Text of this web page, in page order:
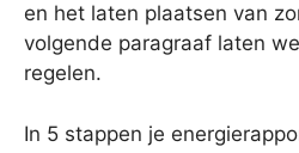
en het laten plaatsen van
volgende paragraaf laten
regelen.
In 5 stappen je